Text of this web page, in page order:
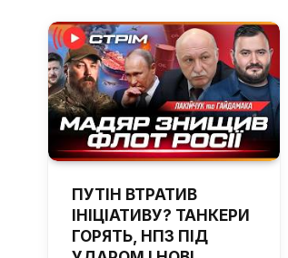
ПУТІН ВТРАТИВ
ІНІЦІАТИВУ? ТАНКЕРИ
ГОРЯТЬ, НПЗ ПІД